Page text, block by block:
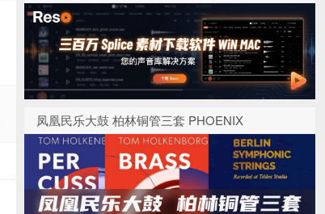
凤凰民乐大鼓 柏林铜管三套 PHOENIX